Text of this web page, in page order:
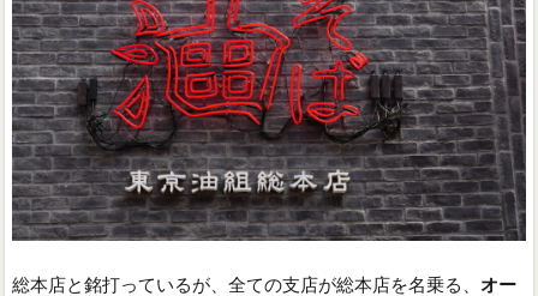
総本店と銘打っているが、全ての支店が総本店を名乗る、 オー